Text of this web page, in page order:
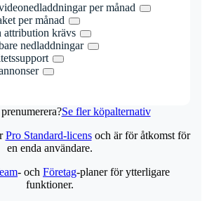
per månad
per månad
attribution krävs
nedladdningar
Se fler köpalternativ
Pro Standard-licensoch är för åtkomst för
en enda användare.
- och Företag-planer för ytterligare
funktioner.